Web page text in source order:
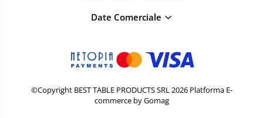
Date Comerciale
©Copyright BEST TABLE PRODUCTS SRL 2026 Platforma E-
commerce by Gomag